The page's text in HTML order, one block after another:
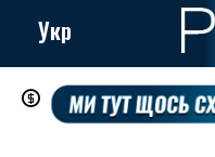
Перейти
Укр